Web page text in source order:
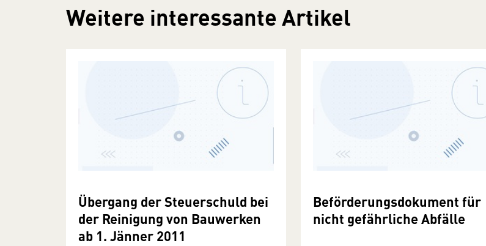
Weitere interessante Artikel
Übergang der Steuerschuld bei
der Reinigung von Bauwerken
ab 1. Jänner 2011
Beförderungsdokument für
nicht gefährliche Abfälle